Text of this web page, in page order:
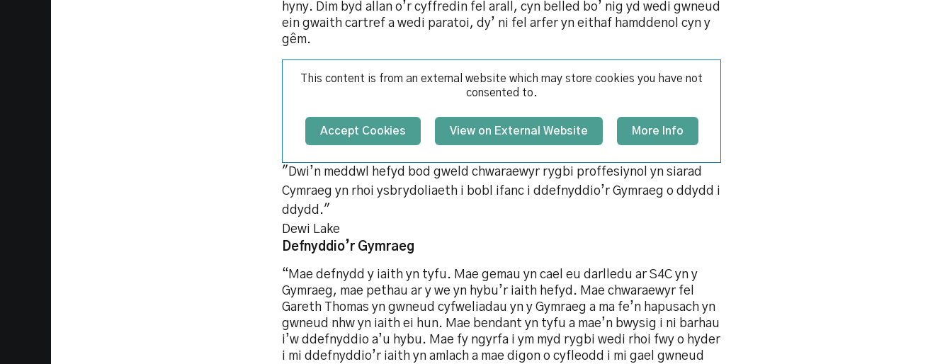
hyny. Dim byd allan o’r cyffredin fel arall, cyn belled bo’ nig yd wedi gwneud
ein gwaith cartref a wedi paratoi, dy’ ni fel arfer yn eithaf hamddenol cyn y
gêm.
This content is from an external website which may store cookies you have not
consented to.
Accept Cookies View on External Website More Info
"Dwi’n meddwl hefyd bod gweld chwaraewyr rygbi proffesiynol yn siarad
Cymraeg yn rhoi ysbrydoliaeth i bobl ifanc i ddefnyddio’r Gymraeg o ddydd i
ddydd."
Dewi Lake
Defnyddio’r Gymraeg
“Mae defnydd y iaith yn tyfu. Mae gemau yn cael eu darlledu ar S4C yn y
Gymraeg, mae pethau ar y we yn hybu’r iaith hefyd. Mae chwaraewyr fel
Gareth Thomas yn gwneud cyfweliadau yn y Gymraeg a ma fe’n hapusach yn
gwneud nhw yn iaith ei hun. Mae bendant yn tyfu a mae’n bwysig i ni barhau
i’w ddefnyddio a’u hybu. Mae fy ngyrfa i ym myd rygbi wedi rhoi fwy o hyder
i mi ddefnyddio’r iaith yn amlach a mae digon o cyfleodd i mi gael gwneud